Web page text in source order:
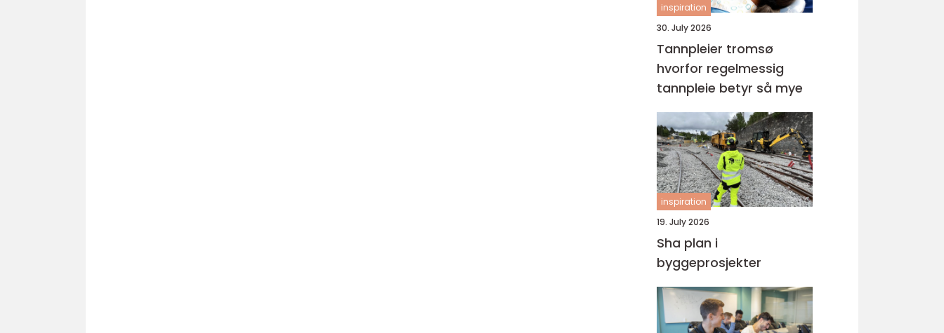
inspiration
30. July 2026
Tannpleier tromsø
hvorfor regelmessig
tannpleie betyr så mye
inspiration
19. July 2026
Sha plan i
byggeprosjekter